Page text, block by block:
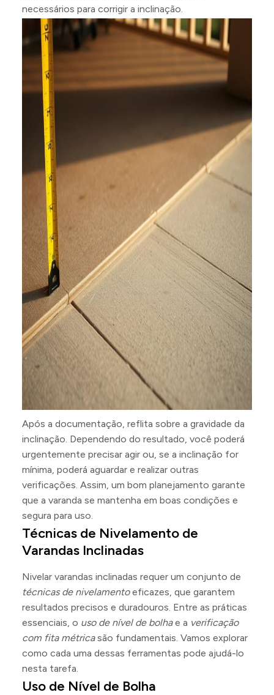
necessários para corrigir a inclinação.
Após a documentação, reflita sobre a gravidade da
inclinação. Dependendo do resultado, você poderá
urgentemente precisar agir ou, se a inclinação for
mínima, poderá aguardar e realizar outras
verificações. Assim, um bom planejamento garante
que a varanda se mantenha em boas condições e
segura para uso.
Técnicas de Nivelamento de
Varandas Inclinadas
Nivelar varandas inclinadas requer um conjunto de
técnicas de nivelamentoeficazes, que garantem
resultados precisos e duradouros. Entre as práticas
essenciais, o uso de nível de bolhae a verificação
com fita métricasão fundamentais. Vamos explorar
como cada uma dessas ferramentas pode ajudá-lo
nesta tarefa.
Uso de Nível de Bolha